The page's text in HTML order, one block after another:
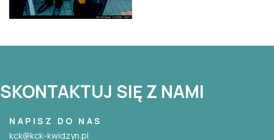
SKONTAKTUJ SIĘ Z NAMI
NAPISZ DO NAS
kck@kck-kwidzyn.pl